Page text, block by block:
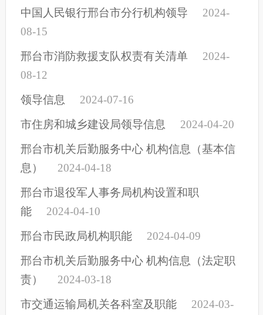
中国人民银行邢台市分行机构领导
2024-
08-15
邢台市消防救援支队权责有关清单
2024-
08-12
领导信息
2024-07-16
市住房和城乡建设局领导信息
2024-04-20
邢台市机关后勤服务中心 机构信息（基本信
息）
2024-04-18
邢台市退役军人事务局机构设置和职
能
2024-04-10
邢台市民政局机构职能
2024-04-09
邢台市机关后勤服务中心 机构信息（法定职
责）
2024-03-18
市交通运输局机关各科室及职能
2024-03-